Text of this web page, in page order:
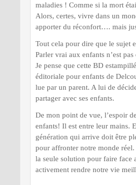
maladies ! Comme si la mort
Alors, certes, vivre dans un
apporter du réconfort…. mais
Tout cela pour dire que le sujet
Parler vrai aux enfants n’est pas
Je pense que cette BD
éditoriale pour enfants de
lue par un parent. A lui de
partager avec ses enfants.
De mon point de vue, l’espoir
enfants! Il est entre leur mains.
génération qui arrive doit être
pour affronter notre monde
la seule solution pour faire face
activement rendre notre vie